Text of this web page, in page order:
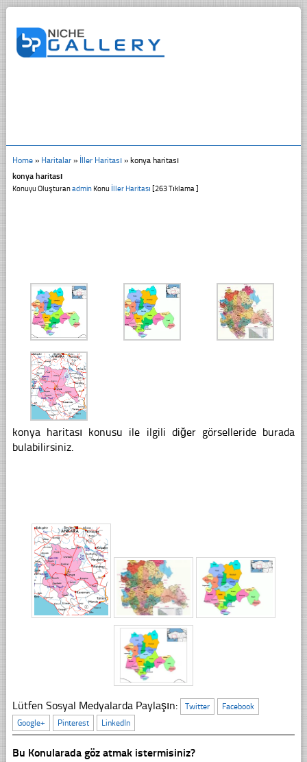
Home» Haritalar» İller Haritası» konya haritası
konya haritası
Konuyu OluşturanadminKonu İller Haritası [263 Tıklama ]
konya haritası konusu ile ilgili diğer görselleride burada
bulabilirsiniz.
Lütfen Sosyal Medyalarda Paylaşın: Twitter
Facebook
Google+
Pinterest LinkedIn
Bu Konularada göz atmak istermisiniz?